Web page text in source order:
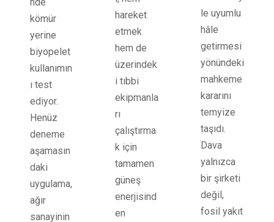
kömür
yerine
biyopelet
kullanımın
ı test
ediyor.
Henüz
deneme
aşamasın
daki
uygulama,
ağır
sanayinin
hareket
etmek
hem de
üzerindek
i tıbbi
ekipmanla
rı
çalıştırma
k için
tamamen
güneş
enerjisind
en
le uyumlu
hâle
getirmesi
yönündeki
mahkeme
kararını
temyize
taşıdı.
Dava
yalnızca
bir şirketi
değil,
fosil yakıt